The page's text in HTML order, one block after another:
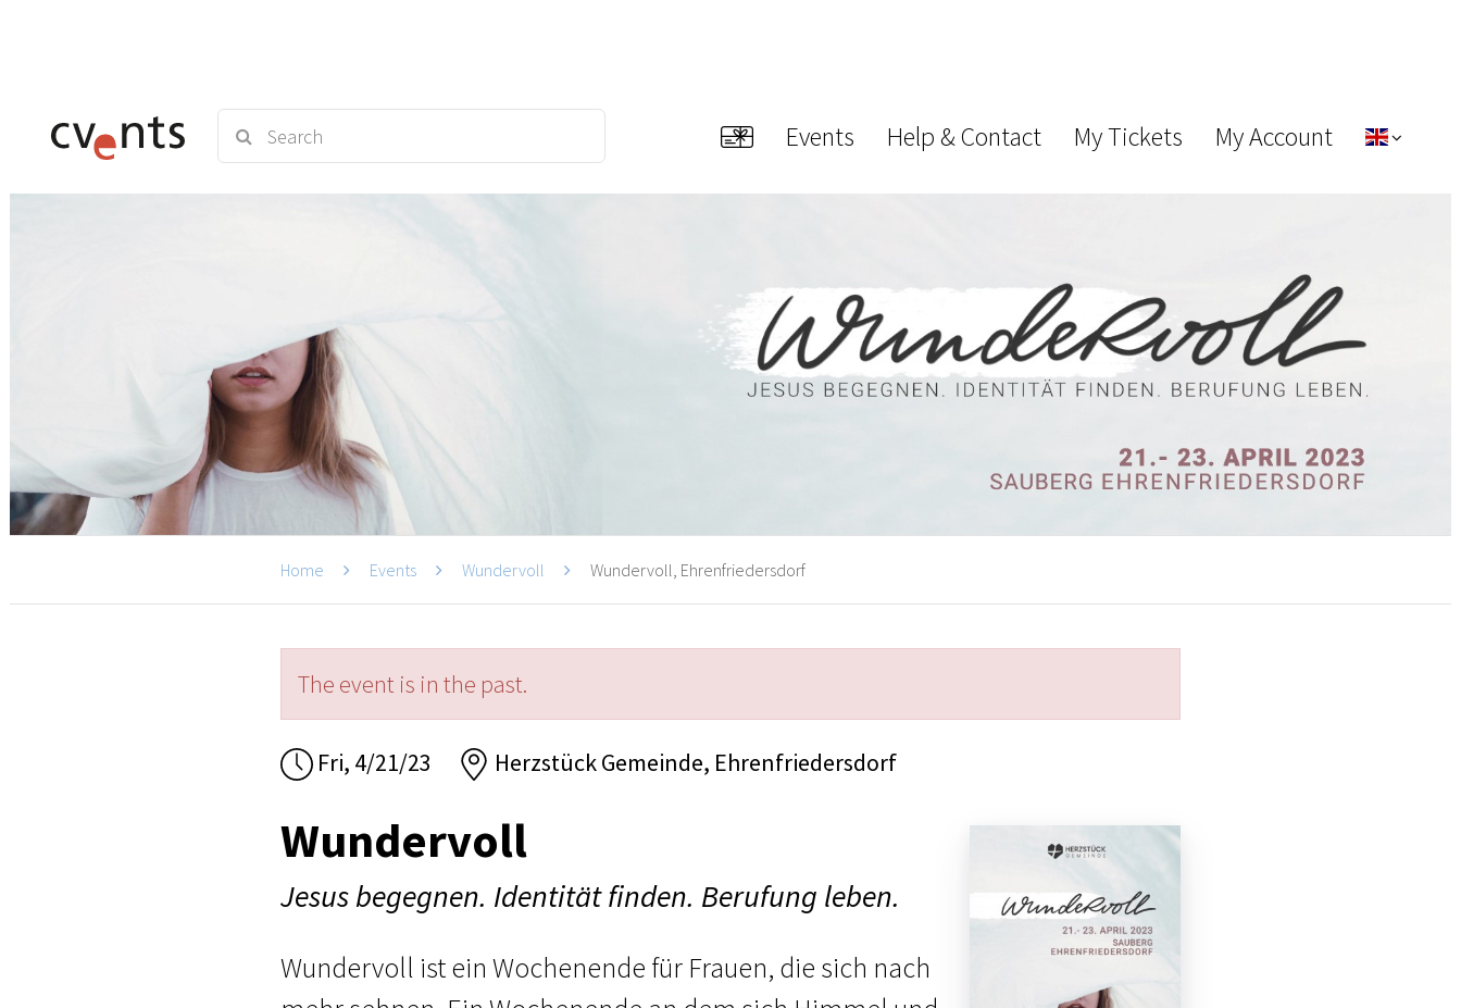
Events Help & Contact My Tickets My Account
Home Events Wundervoll Wundervoll, Ehrenfriedersdorf
The event is in the past.
Fri, 4/21/23 Herzstück Gemeinde, Ehrenfriedersdorf
Wundervoll
Jesus begegnen. Identität finden. Berufung leben.
Wundervoll ist ein Wochenende für Frauen, die sich nach